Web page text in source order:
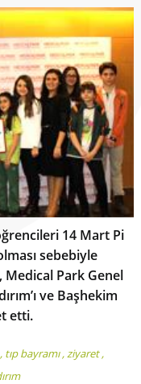
14 Mart Pi
sebebiyle
Park Genel
ve Başhekim
etti.
tıp bayramı,ziyaret,